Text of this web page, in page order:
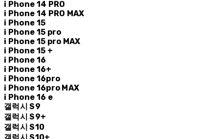
i Phone 14 PRO
i Phone 14 PRO MAX
i Phone 15
i Phone 15 pro
i Phone 15 pro MAX
i Phone 15 +
i Phone 16
i Phone 16+
i Phone 16pro
i Phone 16pro MAX
i Phone 16 e
갤럭시 S9
갤럭시 S9+
갤럭시 S10